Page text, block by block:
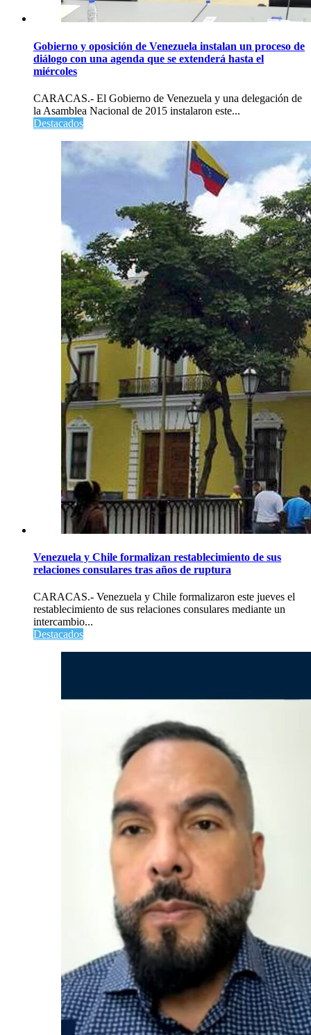
Gobierno y oposición de Venezuela instalan un proceso de
diálogo con una agenda que se extenderá hasta el
miércoles
CARACAS.- El Gobierno de Venezuela y una delegación de
la Asamblea Nacional de 2015 instalaron este...
Destacados
Venezuela y Chile formalizan restablecimiento de sus
relaciones consulares tras años de ruptura
CARACAS.- Venezuela y Chile formalizaron este jueves el
restablecimiento de sus relaciones consulares mediante un
intercambio...
Destacados